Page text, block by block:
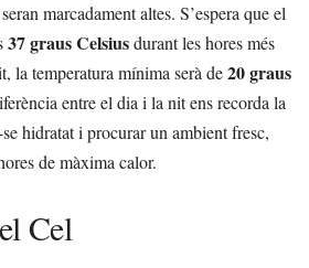
marcadament altes. S’espera que el
37 graus Celsiusdurant les hores més
la temperatura mínima serà de20 graus
entre el dia i la nit ens recorda la
hidratat i procurar un ambient fresc,
de màxima calor.
Cel